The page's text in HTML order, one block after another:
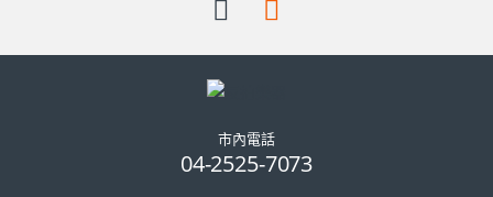
市內電話
04-2525-7073